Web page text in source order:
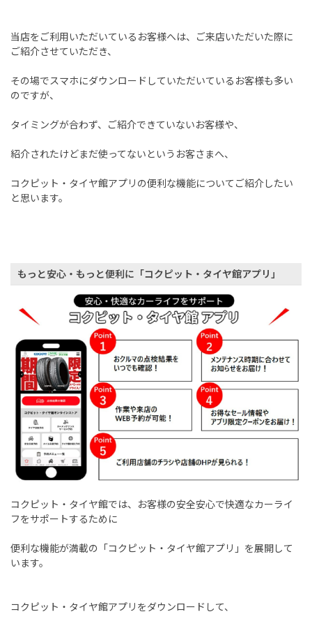
当店をご利用いただいているお客様へは、ご来店いただいた際に
ご紹介させていただき、
その場でスマホにダウンロードしていただいているお客様も多い
のですが、
タイミングが合わず、ご紹介できていないお客様や、
紹介されたけどまだ使ってないというお客さまへ、
コクピット・タイヤ館アプリの便利な機能についてご紹介したい
と思います。
もっと安心・もっと便利に「コクピット・タイヤ館アプリ」
コクピット・タイヤ館では、お客様の安全安心で快適なカーライ
フをサポートするために
便利な機能が満載の「コクピット・タイヤ館アプリ」を展開して
います。
コクピット・タイヤ館アプリをダウンロードして、